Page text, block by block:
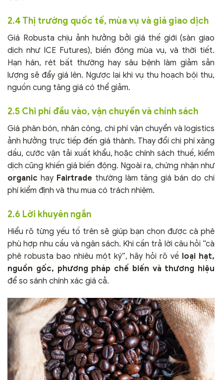
2.4 Thị trường quốc tế, mùa vụ và giá giao dịch
Giá Robusta chịu ảnh hưởng bởi giá thế giới (sàn giao
dịch như ICE Futures), biến động mùa vụ, và thời tiết.
Hạn hán, rét bất thường hay sâu bệnh làm giảm sản
lượng sẽ đẩy giá lên. Ngược lại khi vụ thu hoạch bội thu,
nguồn cung tăng giá có thể giảm.
2.5 Chi phí đầu vào, vận chuyển và chính sách
Giá phân bón, nhân công, chi phí vận chuyển và logistics
ảnh hưởng trực tiếp đến giá thành. Thay đổi chi phí xăng
dầu, cước vận tải xuất khẩu, hoặc chính sách thuế, kiểm
dịch cũng khiến giá biến động. Ngoài ra, chứng nhận như
organic hay Fairtrade thường làm tăng giá bán do chi
phí kiểm định và thu mua có trách nhiệm.
2.6 Lời khuyên ngắn
Hiểu rõ từng yếu tố trên sẽ giúp bạn chọn được cà phê
phù hợp nhu cầu và ngân sách. Khi cần trả lời câu hỏi “cà
phê robusta bao nhiêu một ký”, hãy hỏi rõ về loại hạt,
nguồn gốc, phương pháp chế biến và thương hiệu
để so sánh chính xác giá cả.